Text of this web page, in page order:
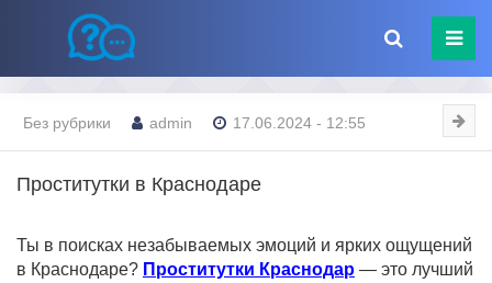
Без рубрики admin 17.06.2024 - 12:55
Проститутки в Краснодаре
Ты в поисках незабываемых эмоций и ярких ощущений
в Краснодаре? Проститутки Краснодар — это лучший